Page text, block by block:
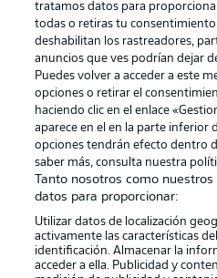
Publicidad
Gestionar las preferencias
Canales
Jugadores
Sello Editorial
tratamos datos para
todas o retiras tu
deshabilitan los rastreadores,
anuncios que ves podrían dejar
Puedes volver a acceder a este
opciones o retirar el
haciendo clic en el enlace
aparece en el en la parte inferior
opciones tendrán efecto dentro
saber más, consulta nuestra
Tanto nosotros como
datos para proporcionar:
Utilizar datos de localización
activamente las características
identificación. Almacenar la
acceder a ella. Publicidad y